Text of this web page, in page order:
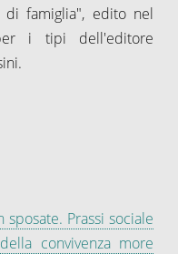
famiglia", edito nel
i tipi dell'editore
Prassi sociale
convivenza more